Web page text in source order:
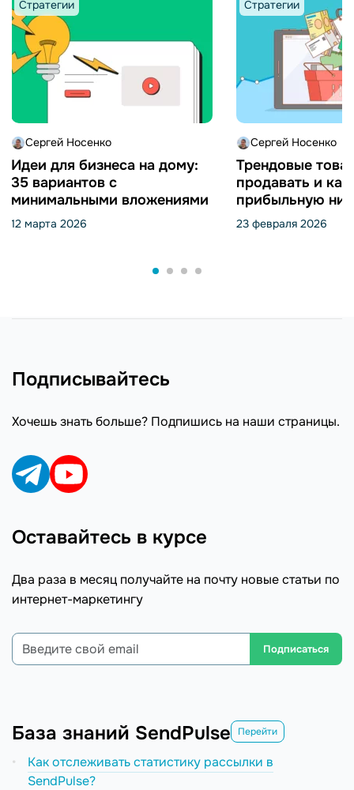
Стратегии
Сергей Носенко
Идеи для бизнеса на дому:
35 вариантов с
минимальными вложениями
12 марта 2026
Стратегии
Сергей Носенко
Трендовые
продавать и
прибыльную
23 февраля 2026
Подписывайтесь
Хочешь знать больше? Подпишись на наши страницы.
Оставайтесь в курсе
Два раза в месяц получайте на почту новые статьи по
интернет-маркетингу
Подписаться
База знаний SendPulse Перейти
Как отслеживать статистику рассылки в
SendPulse?